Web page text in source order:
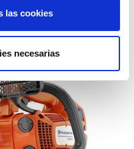
las cookies
necesarias